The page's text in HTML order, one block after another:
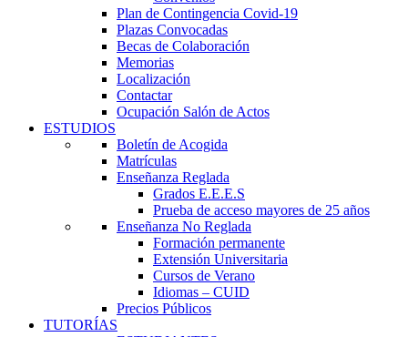
Plan de Contingencia Covid-19
Plazas Convocadas
Becas de Colaboración
Memorias
Localización
Contactar
Ocupación Salón de Actos
ESTUDIOS
Boletín de Acogida
Matrículas
Enseñanza Reglada
Grados E.E.E.S
Prueba de acceso mayores de 25 años
Enseñanza No Reglada
Formación permanente
Extensión Universitaria
Cursos de Verano
Idiomas – CUID
Precios Públicos
TUTORÍAS